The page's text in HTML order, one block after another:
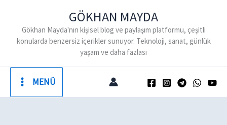
GÖKHAN MAYDA
Gökhan Mayda'nın kişisel blog ve paylaşım platformu, çeşitli
konularda benzersiz içerikler sunuyor. Teknoloji, sanat, günlük
yaşam ve daha fazlası
MENÜ